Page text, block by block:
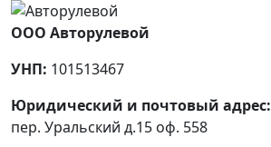
ООО Авторулевой
УНП: 101513467
Юридический и почтовый адрес:
пер. Уральский д.15 оф. 558